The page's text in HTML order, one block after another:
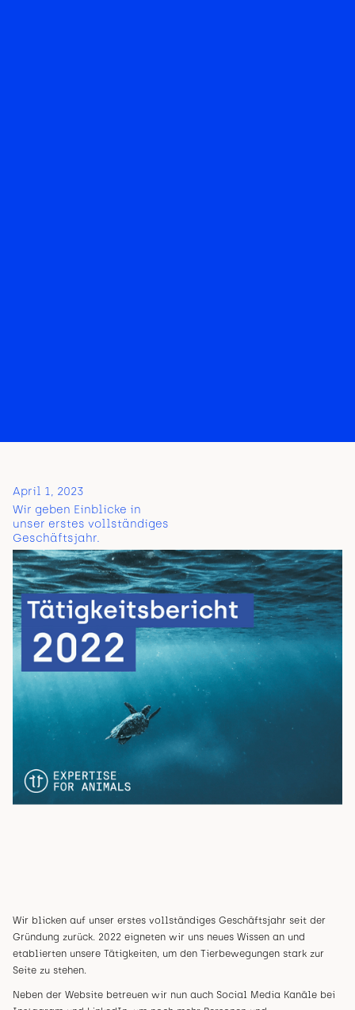
April 1, 2023
Wir geben Einblicke in
unser erstes vollständiges
Geschäftsjahr.
Wir blicken auf unser erstes vollständiges Geschäftsjahr seit der
Gründung zurück. 2022 eigneten wir uns neues Wissen an und
etablierten unsere Tätigkeiten, um den Tierbewegungen stark zur
Seite zu stehen.
Neben der Website betreuen wir nun auch Social Media Kanäle bei